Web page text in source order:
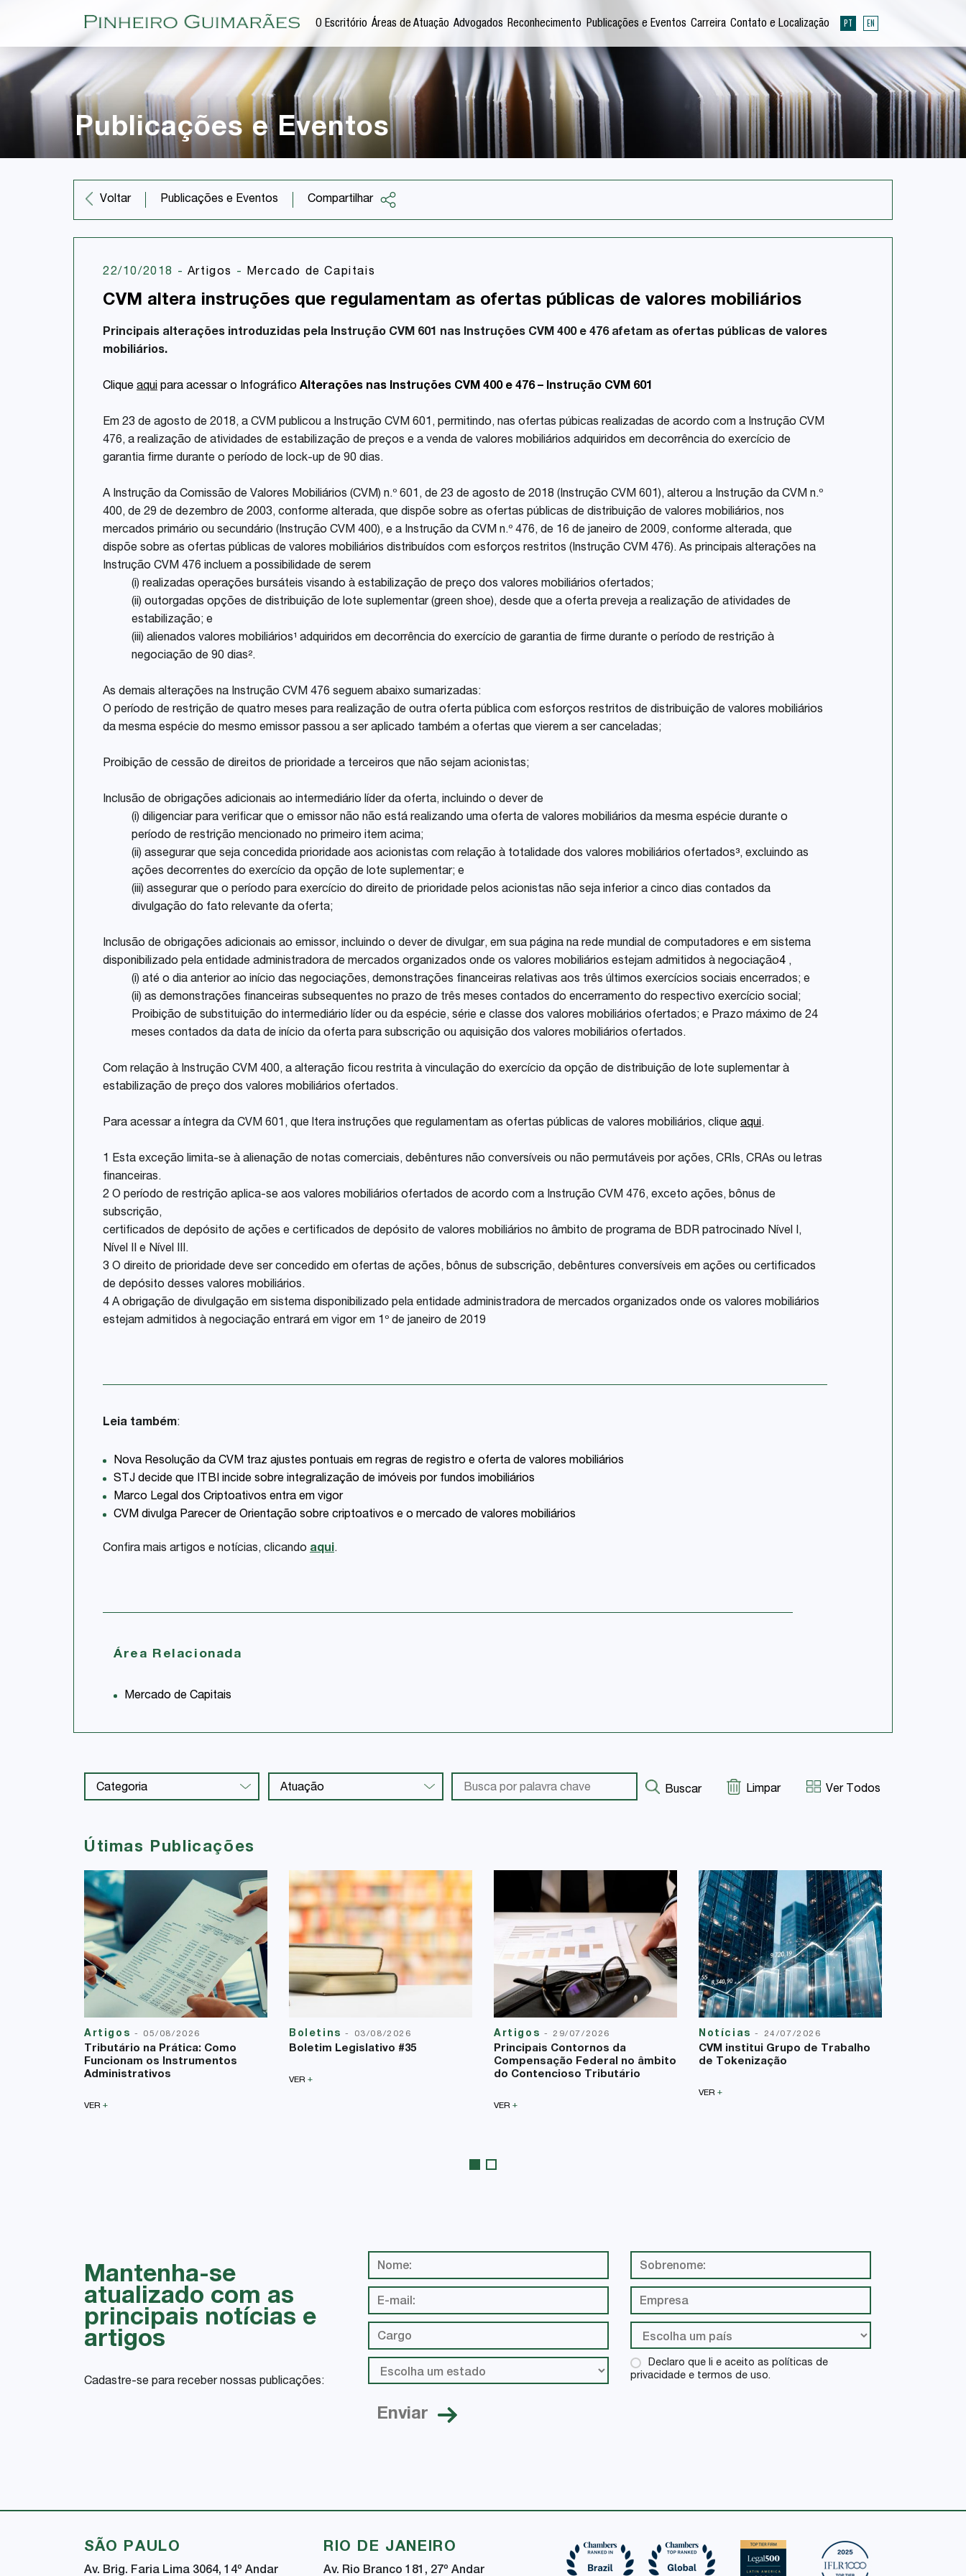
O Escritório Áreas de Atuação Advogados Reconhecimento Publicações e Eventos Carreira Contato e Localização PT EN
Publicações e Eventos
Voltar Publicações e Eventos Compartilhar
Email
Share
22/10/2018 - Artigos - Mercado de Capitais
CVM altera instruções que regulamentam as ofertas públicas de valores mobiliários
Principais alterações introduzidas pela Instrução CVM 601 nas Instruções CVM 400 e 476 afetam as ofertas públicas de valores
mobiliários.
Clique aqui para acessar o Infográfico Alterações nas Instruções CVM 400 e 476 – Instrução CVM 601
Em 23 de agosto de 2018, a CVM publicou a Instrução CVM 601, permitindo, nas ofertas púbicas realizadas de acordo com a Instrução CVM
476, a realização de atividades de estabilização de preços e a venda de valores mobiliários adquiridos em decorrência do exercício de
garantia firme durante o período de lock-up de 90 dias.
A Instrução da Comissão de Valores Mobiliários (CVM) n.º 601, de 23 de agosto de 2018 (Instrução CVM 601), alterou a Instrução da CVM n.º
400, de 29 de dezembro de 2003, conforme alterada, que dispõe sobre as ofertas públicas de distribuição de valores mobiliários, nos
mercados primário ou secundário (Instrução CVM 400), e a Instrução da CVM n.º 476, de 16 de janeiro de 2009, conforme alterada, que
dispõe sobre as ofertas públicas de valores mobiliários distribuídos com esforços restritos (Instrução CVM 476). As principais alterações na
Instrução CVM 476 incluem a possibilidade de serem
(i) realizadas operações bursáteis visando à estabilização de preço dos valores mobiliários ofertados;
(ii) outorgadas opções de distribuição de lote suplementar (green shoe), desde que a oferta preveja a realização de atividades de
estabilização; e
(iii) alienados valores mobiliários¹ adquiridos em decorrência do exercício de garantia de firme durante o período de restrição à
negociação de 90 dias².
As demais alterações na Instrução CVM 476 seguem abaixo sumarizadas:
O período de restrição de quatro meses para realização de outra oferta pública com esforços restritos de distribuição de valores mobiliários
da mesma espécie do mesmo emissor passou a ser aplicado também a ofertas que vierem a ser canceladas;
Proibição de cessão de direitos de prioridade a terceiros que não sejam acionistas;
Inclusão de obrigações adicionais ao intermediário líder da oferta, incluindo o dever de
(i) diligenciar para verificar que o emissor não não está realizando uma oferta de valores mobiliários da mesma espécie durante o
período de restrição mencionado no primeiro item acima;
(ii) assegurar que seja concedida prioridade aos acionistas com relação à totalidade dos valores mobiliários ofertados³, excluindo as
ações decorrentes do exercício da opção de lote suplementar; e
(iii) assegurar que o período para exercício do direito de prioridade pelos acionistas não seja inferior a cinco dias contados da
divulgação do fato relevante da oferta;
Inclusão de obrigações adicionais ao emissor, incluindo o dever de divulgar, em sua página na rede mundial de computadores e em sistema
disponibilizado pela entidade administradora de mercados organizados onde os valores mobiliários estejam admitidos à negociação4 ,
(i) até o dia anterior ao início das negociações, demonstrações financeiras relativas aos três últimos exercícios sociais encerrados; e
(ii) as demonstrações financeiras subsequentes no prazo de três meses contados do encerramento do respectivo exercício social;
Proibição de substituição do intermediário líder ou da espécie, série e classe dos valores mobiliários ofertados; e Prazo máximo de 24
meses contados da data de início da oferta para subscrição ou aquisição dos valores mobiliários ofertados.
Com relação à Instrução CVM 400, a alteração ficou restrita à vinculação do exercício da opção de distribuição de lote suplementar à
estabilização de preço dos valores mobiliários ofertados.
Para acessar a íntegra da CVM 601, que ltera instruções que regulamentam as ofertas públicas de valores mobiliários, clique aqui.
1 Esta exceção limita-se à alienação de notas comerciais, debêntures não conversíveis ou não permutáveis por ações, CRIs, CRAs ou letras
financeiras.
2 O período de restrição aplica-se aos valores mobiliários ofertados de acordo com a Instrução CVM 476, exceto ações, bônus de
subscrição,
certificados de depósito de ações e certificados de depósito de valores mobiliários no âmbito de programa de BDR patrocinado Nível I,
Nível II e Nível III.
3 O direito de prioridade deve ser concedido em ofertas de ações, bônus de subscrição, debêntures conversíveis em ações ou certificados
de depósito desses valores mobiliários.
4 A obrigação de divulgação em sistema disponibilizado pela entidade administradora de mercados organizados onde os valores mobiliários
estejam admitidos à negociação entrará em vigor em 1º de janeiro de 2019
Leia também:
Nova Resolução da CVM traz ajustes pontuais em regras de registro e oferta de valores mobiliários
STJ decide que ITBI incide sobre integralização de imóveis por fundos imobiliários
Marco Legal dos Criptoativos entra em vigor
CVM divulga Parecer de Orientação sobre criptoativos e o mercado de valores mobiliários
Confira mais artigos e notícias, clicando aqui.
Área Relacionada
Mercado de Capitais
Buscar Limpar Ver Todos
Útimas Publicações
Artigos - 05/08/2026
Tributário na Prática: Como
Funcionam os Instrumentos
Administrativos
VER +
Boletins- 03/08/2026
Boletim Legislativo #35
VER +
Artigos - 29/07/2026
Principais Contornos da
Compensação Federal no âmbito
do Contencioso Tributário
VER +
Notícias- 24/07/2026
CVM institui Grupo de Trabalho
de Tokenização
VER +
Mantenha-se
atualizado com as
principais notícias e
artigos
Cadastre-se para receber nossas publicações:
Declaro que li e aceito as políticas de
privacidade e termos de uso.
SÃO PAULO
Av. Brig. Faria Lima 3064, 14º Andar
RIO DE JANEIRO
Av. Rio Branco 181, 27º Andar